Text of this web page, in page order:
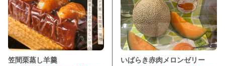
笠間栗蒸し羊羹 いばらき赤肉メロンゼリー